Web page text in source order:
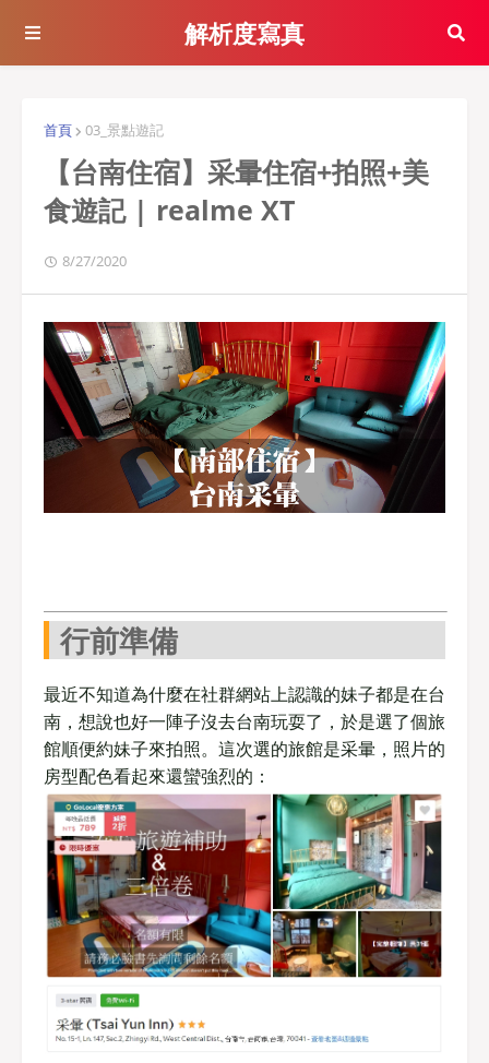
解析度寫真
首頁 03_景點遊記
【台南住宿】采暈住宿+拍照+美
食遊記 | realme XT
8/27/2020
行前準備
最近不知道為什麼在社群網站上認識的妹子都是在台
南，想說也好一陣子沒去台南玩耍了，於是選了個旅
館順便約妹子來拍照。這次選的旅館是采暈，照片的
房型配色看起來還蠻強烈的：